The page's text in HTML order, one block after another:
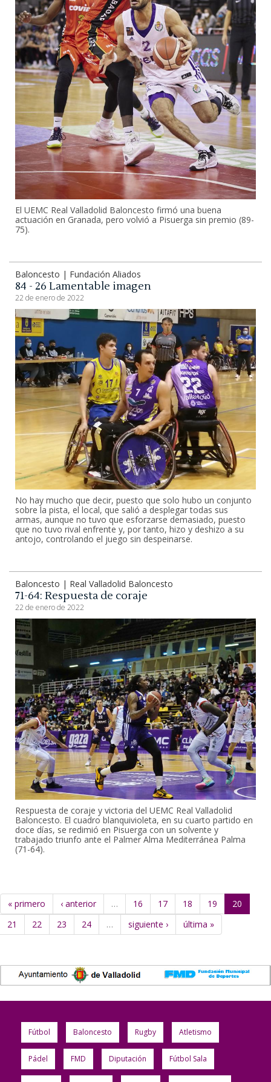
El UEMC Real Valladolid Baloncesto firmó una buena
actuación en Granada, pero volvió a Pisuerga sin premio (89-
75).
Baloncesto | Fundación Aliados
84 - 26 Lamentable imagen
22 de enero de 2022
No hay mucho que decir, puesto que solo hubo un conjunto
sobre la pista, el local, que salió a desplegar todas sus
armas, aunque no tuvo que esforzarse demasiado, puesto
que no tuvo rival enfrente y, por tanto, hizo y deshizo a su
antojo, controlando el juego sin despeinarse.
Baloncesto | Real Valladolid Baloncesto
71-64: Respuesta de coraje
22 de enero de 2022
Respuesta de coraje y victoria del UEMC Real Valladolid
Baloncesto. El cuadro blanquivioleta, en su cuarto partido en
doce días, se redimió en Pisuerga con un solvente y
trabajado triunfo ante el Palmer Alma Mediterránea Palma
(71-64).
« primero ‹ anterior … 16 17 18 19
20
21
22 23 24 … siguiente › última »
Fútbol Baloncesto Rugby Atletismo
Pádel FMD Diputación Fútbol Sala